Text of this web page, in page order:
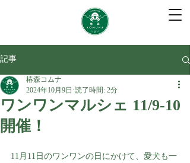
記事
ワンワンマルシェ 11/9-10
開催！
椿森コムナ
2024年10月9日 読了時間: 2分
11月11日のワンワンの日にかけて、愛犬も一